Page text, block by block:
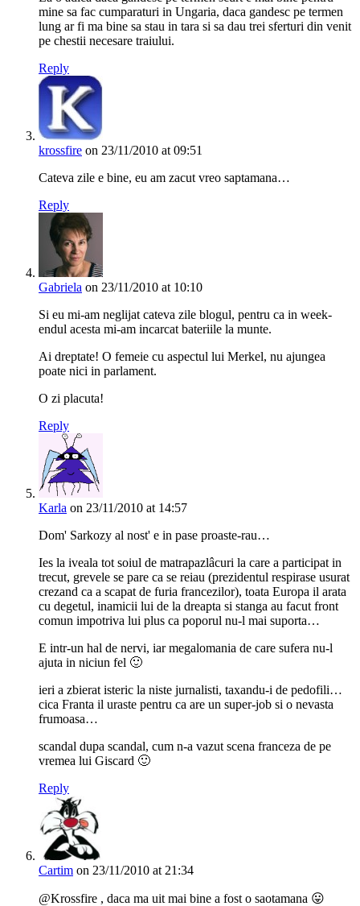
mine sa fac cumparaturi in Ungaria, daca gandesc pe termen
lung ar fi ma bine sa stau in tara si sa dau trei sferturi din venit
pe chestii necesare traiului.
Reply
krossfire on 23/11/2010 at 09:51
Cateva zile e bine, eu am zacut vreo saptamana…
Reply
Gabriela on 23/11/2010 at 10:10
Si eu mi-am neglijat cateva zile blogul, pentru ca in week-
endul acesta mi-am incarcat bateriile la munte.
Ai dreptate! O femeie cu aspectul lui Merkel, nu ajungea
poate nici in parlament.
O zi placuta!
Reply
Karla on 23/11/2010 at 14:57
Dom' Sarkozy al nost' e in pase proaste-rau…
Ies la iveala tot soiul de matrapazlâcuri la care a participat in
trecut, grevele se pare ca se reiau (prezidentul respirase usurat
crezand ca a scapat de furia francezilor), toata Europa il arata
cu degetul, inamicii lui de la dreapta si stanga au facut front
comun impotriva lui plus ca poporul nu-l mai suporta…
E intr-un hal de nervi, iar megalomania de care sufera nu-l
ajuta in niciun fel 🙂
ieri a zbierat isteric la niste jurnalisti, taxandu-i de pedofili…
cica Franta il uraste pentru ca are un super-job si o nevasta
frumoasa…
scandal dupa scandal, cum n-a vazut scena franceza de pe
vremea lui Giscard 🙂
Reply
Cartim on 23/11/2010 at 21:34
@Krossfire , daca ma uit mai bine a fost o saotamana 😛